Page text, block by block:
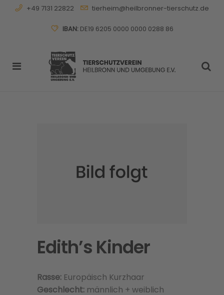
+49 7131 22822 tierheim@heilbronner-tierschutz.de
IBAN:DE19 6205 0000 0000 0288 86
Edith’s Kinder
Rasse: Europäisch Kurzhaar
Geschlecht: männlich + weiblich